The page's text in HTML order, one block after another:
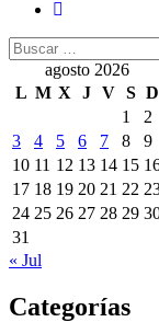
Buscar:
agosto 2026
L M X J V S D
1
2
3
4 5 6 7 8
9
10 11 12 13 14 15
17 18 19 20 21 22
24 25 26 27 28 29
31
« Jul
Categorías